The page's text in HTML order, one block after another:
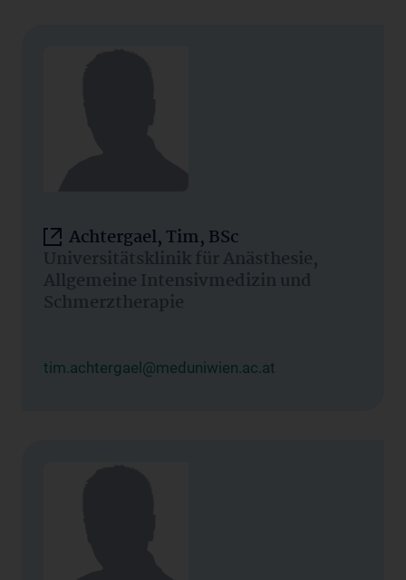
Achtergael, Tim, BSc
Universitätsklinik für Anästhesie,
Allgemeine Intensivmedizin und
Schmerztherapie
tim.achtergael@meduniwien.ac.at